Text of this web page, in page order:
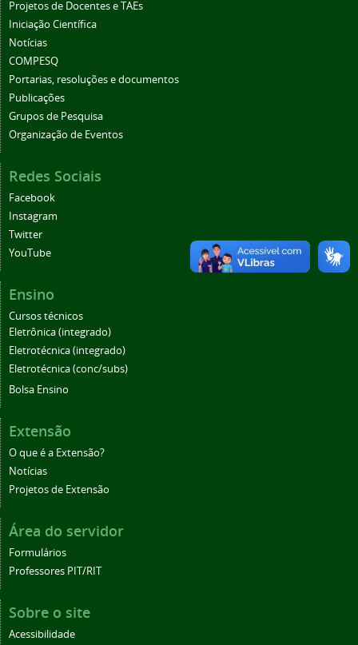
Projetos de Docentes e TAEs
Iniciação Científica
Notícias
COMPESQ
Portarias, resoluções e documentos
Publicações
Grupos de Pesquisa
Organização de Eventos
Redes Sociais
Facebook
Instagram
Twitter
YouTube
Ensino
Cursos técnicos
Eletrônica (integrado)
Eletrotécnica (integrado)
Eletrotécnica (conc/subs)
Bolsa Ensino
Extensão
O que é a Extensão?
Notícias
Projetos de Extensão
Área do servidor
Formulários
Professores PIT/RIT
Sobre o site
Acessibilidade